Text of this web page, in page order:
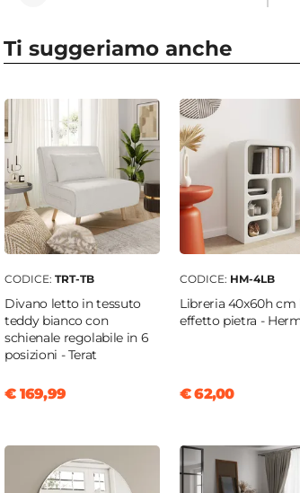
Ti suggeriamo anche
CODICE: TRT-TB
Divano letto in tessuto
teddy bianco con
schienale regolabile in 6
posizioni - Terat
€ 169,99
CODICE: HM-4LB
Libreria 40x60h cm
effetto pietra -
€ 62,00